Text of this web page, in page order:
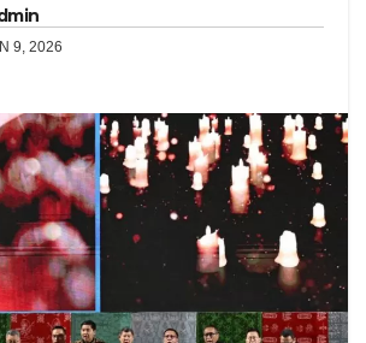
9, 2026